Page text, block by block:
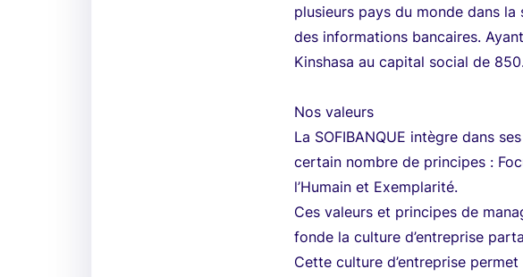
plusieurs pays du monde dans
des informations bancaires.
Kinshasa au capital social de
Nos valeurs
La SOFIBANQUE intègre dans
certain nombre de principes :
l’Humain et Exemplarité.
Ces valeurs et principes de
fonde la culture d’entreprise
Cette culture d’entreprise